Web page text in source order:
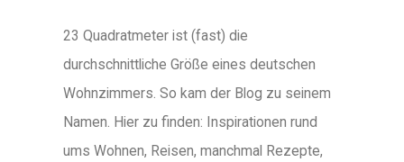
23 Quadratmeter ist (fast) die
durchschnittliche Größe eines deutschen
Wohnzimmers. So kam der Blog zu seinem
Namen. Hier zu finden: Inspirationen rund
ums Wohnen, Reisen, manchmal Rezepte,